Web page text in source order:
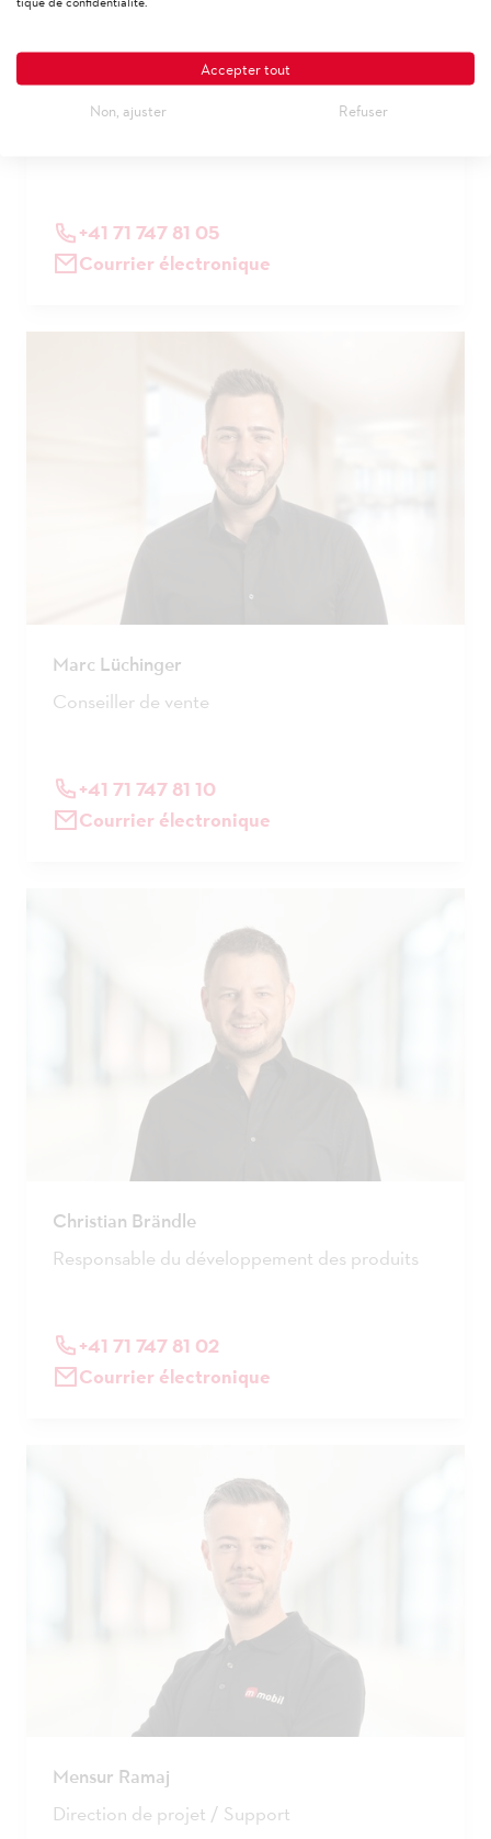
Andreas Kurz
+41 71 747 81 05
Courrier électronique
Marc Lüchinger
Conseiller de vente
+41 71 747 81 10
Courrier électronique
Christian Brändle
Responsable du développement des produits
+41 71 747 81 02
Courrier électronique
Mensur Ramaj
Direction de projet / Support
Accepter tout
Non, ajuster Refuser